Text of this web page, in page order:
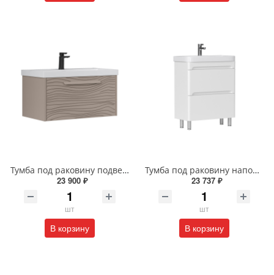
Тумба под раковину подвесная EQUIL Глеам 80.1Я/Gleam 80.1Y амарок/дуб вотан tpGLEAM80.1Y-25
23 900 ₽
шт
В корзину
Тумба под раковину напольная EQUIL Найс 60 см tnNICE60.2Y-05 белая
23 737 ₽
шт
В корзину